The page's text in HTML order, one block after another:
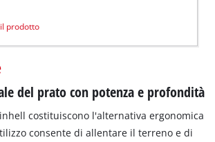
prodotto
del prato con potenza e profondità
costituiscono l'alternativa ergonomica
consente di allentare il terreno e di